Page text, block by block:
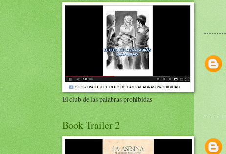
El club de las palabras prohibidas
Book Trailer 2